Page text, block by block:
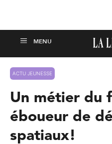
ACTU JEUNESSE
Un métier du
éboueur de
spatiaux!